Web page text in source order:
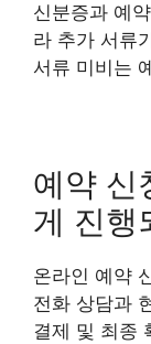
신분증과 예
라 추가 서류
서류 미비는
예약 신
게 진행
온라인 예약
전화 상담과
결제 및 최종